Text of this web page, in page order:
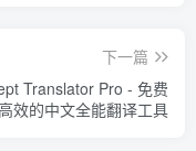
下一篇
Translator Pro - 免费
效的中文全能翻译工具